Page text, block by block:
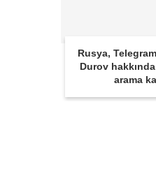
Rusya,
Durov
arama